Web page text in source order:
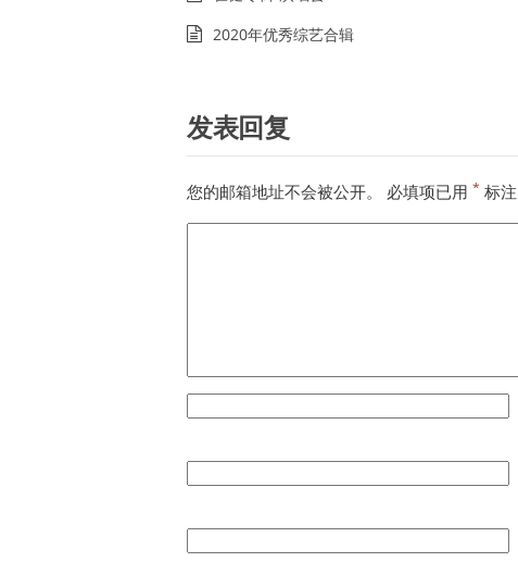
2020年优秀综艺合辑
发表回复
您的邮箱地址不会被公开。 必填项已用 * 标注